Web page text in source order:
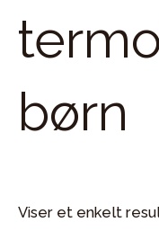
børn
Viser et enkelt